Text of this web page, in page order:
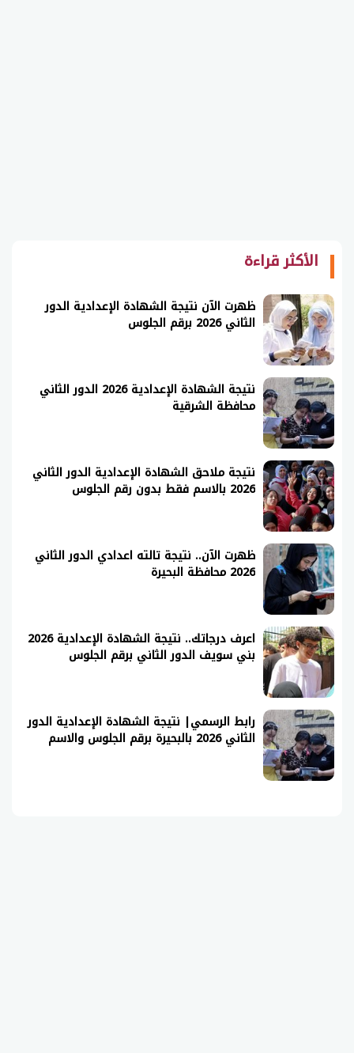
الأكثر قراءة
ظهرت الآن نتيجة الشهادة الإعدادية الدور
الثاني 2026 برقم الجلوس
نتيجة الشهادة الإعدادية 2026 الدور الثاني
محافظة الشرقية
نتيجة ملاحق الشهادة الإعدادية الدور الثاني
2026 بالاسم فقط بدون رقم الجلوس
ظهرت الآن.. نتيجة تالته اعدادي الدور الثاني
2026 محافظة البحيرة
اعرف درجاتك.. نتيجة الشهادة الإعدادية 2026
بني سويف الدور الثاني برقم الجلوس
رابط الرسمي| نتيجة الشهادة الإعدادية الدور
الثاني 2026 بالبحيرة برقم الجلوس والاسم